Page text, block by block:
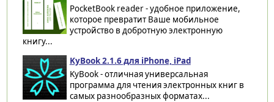
PocketBook reader - удобное приложение,
которое превратит Ваше мобильное
устройство в добротную электронную
книгу...
KyBook 2.1.6 для iPhone, iPad
KyBook - отличная универсальная
программа для чтения электронных книг в
самых разнообразных форматах...